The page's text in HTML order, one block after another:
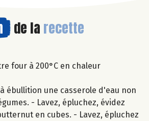
de la recette
four à 200°C en chaleur
à ébullition une casserole d'eau non
- Lavez, épluchez, évidez
en cubes. - Lavez, épluchez